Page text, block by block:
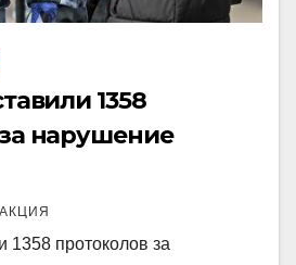
1358
нарушение
1358 протоколов за